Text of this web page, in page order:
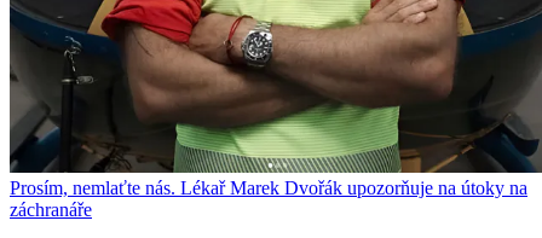
Prosím, nemlaťte nás. Lékař Marek Dvořák upozorňuje na útoky na
záchranáře